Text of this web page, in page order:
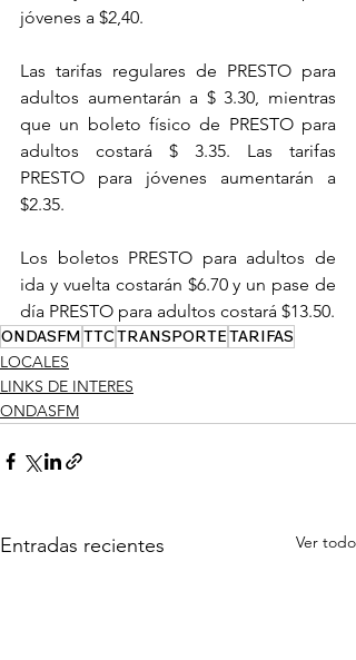
jóvenes a $2,40.
Las tarifas regulares de PRESTO para
adultos aumentarán a $ 3.30, mientras
que un boleto físico de PRESTO para
adultos costará $ 3.35. Las tarifas
PRESTO para jóvenes aumentarán a
$2.35.
Los boletos PRESTO para adultos de
ida y vuelta costarán $6.70 y un pase de
día PRESTO para adultos costará $13.50.
ONDASFMTTCTRANSPORTETARIFAS
LOCALES
LINKS DE INTERES
ONDASFM
Entradas recientes Ver todo